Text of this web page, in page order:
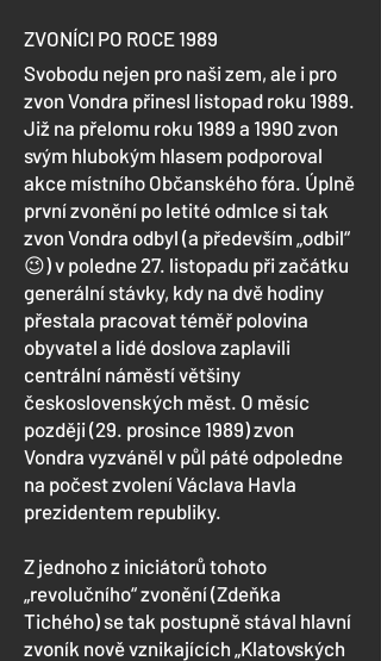
ZVONÍCI PO ROCE 1989
Svobodu nejen pro naši zem, ale i pro
zvon Vondra přinesl listopad roku 1989.
Již na přelomu roku 1989 a 1990 zvon
svým hlubokým hlasem podporoval
akce místního Občanského fóra. Úplně
první zvonění po letité odmlce si tak
zvon Vondra odbyl (a především „odbil“
😉) v poledne 27. listopadu při začátku
generální stávky, kdy na dvě hodiny
přestala pracovat téměř polovina
obyvatel a lidé doslova zaplavili
centrální náměstí většiny
československých měst. O měsíc
později (29. prosince 1989) zvon
Vondra vyzváněl v půl páté odpoledne
na počest zvolení Václava Havla
prezidentem republiky.
Z jednoho z iniciátorů tohoto
„revolučního“ zvonění (Zdeňka
Tichého) se tak postupně stával hlavní
zvoník nově vznikajících „Klatovských